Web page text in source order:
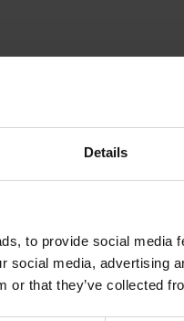
Details
to provide social media
social media, advertising
or that they’ve collected